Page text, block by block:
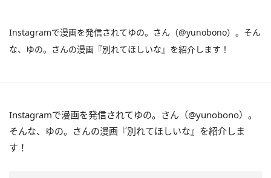
Instagramで漫画を発信されてゆの。さん（@yunobono）。そん
な、ゆの。さんの漫画『別れてほしいな』を紹介します！
Instagramで漫画を発信されてゆの。さん（@yunobono）。
そんな、ゆの。さんの漫画『別れてほしいな』を紹介しま
す！